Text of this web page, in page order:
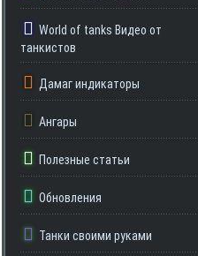
World of tanks Видео от
танкистов
Дамаг индикаторы
Ангары
Полезные статьи
Обновления
Танки своими руками